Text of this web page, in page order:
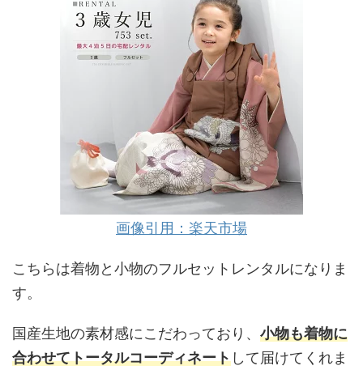
画像引用：楽天市場
こちらは着物と小物のフルセットレンタルになりま
す。
国産生地の素材感にこだわっており、 小物も着物に
合わせてトータルコーディネートして届けてくれま